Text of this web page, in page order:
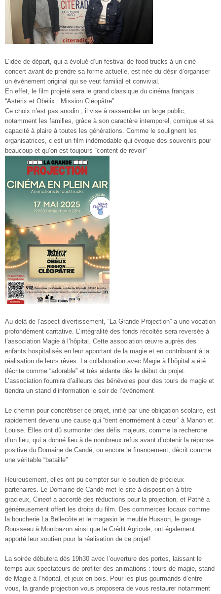
L’idée de départ, qui a évolué d’un festival de food trucks à un ciné-
concert avant de prendre sa forme actuelle, est née du désir d’organiser
un événement original qui se veut familial et convivial.
En effet, le film projeté sera le grand classique du cinéma français :
“Astérix et Obélix : Mission Cléopâtre”
Ce choix n’est pas anodin ; il vise à rassembler un large public,
notamment les familles, grâce à son caractère intemporel, comique et sa
capacité à plaire à toutes les générations. Comme le soulignent les
organisatrices, c’est un film indémodable qui évoque des souvenirs pour
beaucoup et qu’on est toujours “content de revoir”
Au-delà de l’aspect divertissement, “La Grande Projection” a une vocation
profondément caritative. L’intégralité des fonds récoltés sera reversée à
l’association Magie à l’hôpital. Cette association œuvre auprès des
enfants hospitalisés en leur apportant de la magie et en contribuant à la
réalisation de leurs rêves. La collaboration avec Magie à l’hôpital a été
décrite comme “adorable” et très aidante dès le début du projet.
L’association fournira d’ailleurs des bénévoles pour des tours de magie et
tiendra un stand d’information le soir de l’événement
Le chemin pour concrétiser ce projet, initié par une obligation scolaire, est
rapidement devenu une cause qui “tient énormément à cœur” à Manon et
Louise. Elles ont dû surmonter des défis majeurs, comme la recherche
d’un lieu, qui a donné lieu à de nombreux refus avant d’obtenir la réponse
positive du Domaine de Candé, ou encore le financement, décrit comme
une véritable “bataille”
Heureusement, elles ont pu compter sur le soutien de précieux
partenaires. Le Domaine de Candé met le site à disposition à titre
gracieux, Cineof a accordé des réductions pour la projection, et Pathé a
généreusement offert les droits du film. Des commerces locaux comme
la boucherie La Bellecôte et le magasin le meuble Husson, le garage
Rousseau à Montbazon ainsi que le Crédit Agricole, ont également
apporté leur soutien pour la réalisation de ce projet!
La soirée débutera dès 19h30 avec l’ouverture des portes, laissant le
temps aux spectateurs de profiter des animations : tours de magie, stand
de Magie à l’hôpital, et jeux en bois. Pour les plus gourmands d’entre
vous, la grande projection vous proposera de vous restaurer notamment